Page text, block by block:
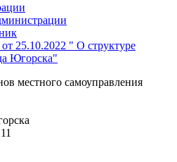
25.10.2022 " О структуре
Югорска"
местного самоуправления